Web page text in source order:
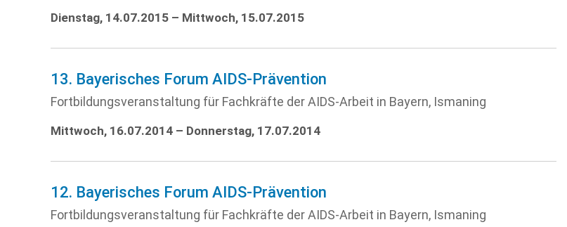
Dienstag, 14.07.2015 – Mittwoch, 15.07.2015
13. Bayerisches Forum AIDS-Prävention
Fortbildungsveranstaltung für Fachkräfte der AIDS-Arbeit in Bayern, Ismaning
Mittwoch, 16.07.2014 – Donnerstag, 17.07.2014
12. Bayerisches Forum AIDS-Prävention
Fortbildungsveranstaltung für Fachkräfte der AIDS-Arbeit in Bayern, Ismaning